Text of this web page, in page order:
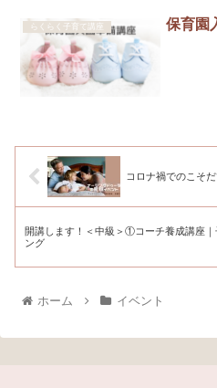
らくらく子育て講座 保育園
コロナ禍でのこそだ
開講します！＜中級＞①コーチ養成講座｜
ング
ホーム イベント